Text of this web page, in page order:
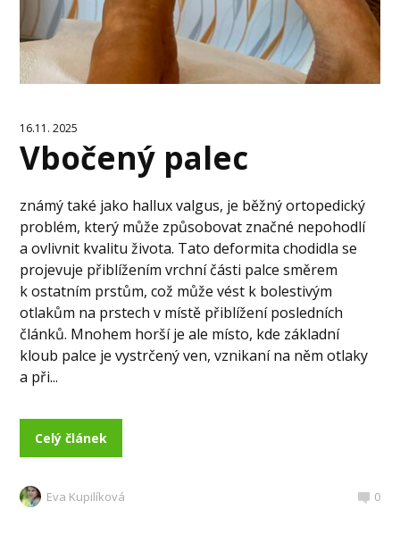
16.11. 2025
Vbočený palec
známý také jako hallux valgus, je běžný ortopedický
problém, který může způsobovat značné nepohodlí
a ovlivnit kvalitu života. Tato deformita chodidla se
projevuje přiblížením vrchní části palce směrem
k ostatním prstům, což může vést k bolestivým
otlakům na prstech v místě přiblížení posledních
článků. Mnohem horší je ale místo, kde základní
kloub palce je vystrčený ven, vznikaní na něm otlaky
a při...
Celý článek
Eva Kupilíková 0